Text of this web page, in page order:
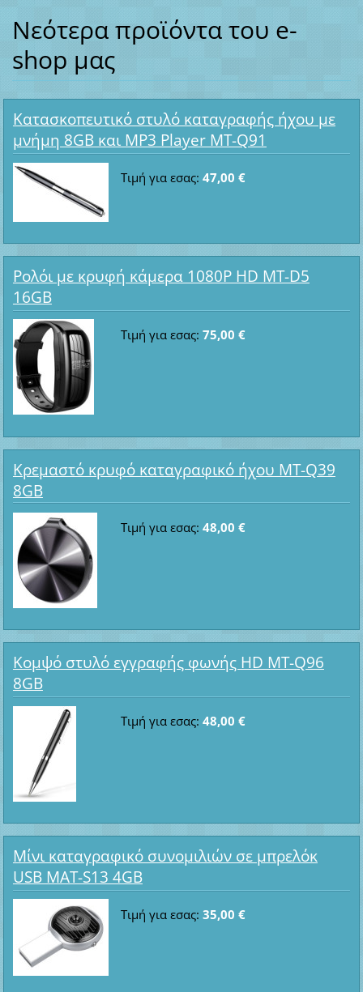
Νεότερα προϊόντα του e-
shop μας
Κατασκοπευτικό στυλό καταγραφής ήχου με
μνήμη 8GB και MP3 Player MT-Q91
Τιμή για εσας: 47,00 €
Ρολόι με κρυφή κάμερα 1080P HD MT-D5
16GB
Τιμή για εσας: 75,00 €
Κρεμαστό κρυφό καταγραφικό ήχου MT-Q39
8GB
Τιμή για εσας: 48,00 €
Κομψό στυλό εγγραφής φωνής HD MT-Q96
8GB
Τιμή για εσας: 48,00 €
Μίνι καταγραφικό συνομιλιών σε μπρελόκ
USB MAT-S13 4GB
Τιμή για εσας: 35,00 €